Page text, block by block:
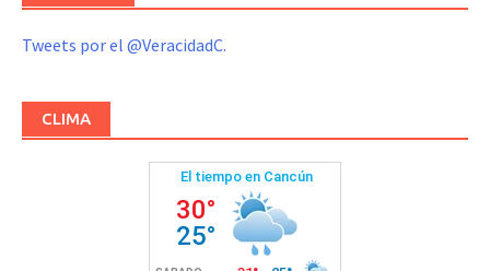
Tweets por el @VeracidadC.
CLIMA